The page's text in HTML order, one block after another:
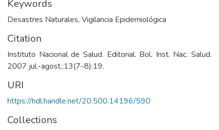
Keywords
Desastres Naturales, Vigilancia Epidemiológica
Citation
Instituto Nacional de Salud. Editorial. Bol. Inst. Nac. Salud.
2007 jul.-agost.;13(7-8):19.
URI
https://hdl.handle.net/20.500.14196/590
Collections